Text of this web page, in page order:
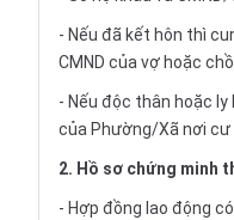
- Nếu đã kết hôn thì
CMND của vợ hoặc
- Nếu độc thân hoặc
của Phường/Xã nơi cư
2. Hồ sơ chứng minh
- Hợp đồng lao động